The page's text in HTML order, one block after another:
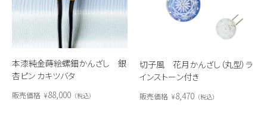
本漆純金蒔絵螺鈿かんざし 銀
杏ピン カキツバタ
販売価格 ¥88,000 税込
切子風 花月かんざし（丸型）ラ
インストーン付き
販売価格 ¥8,470 税込